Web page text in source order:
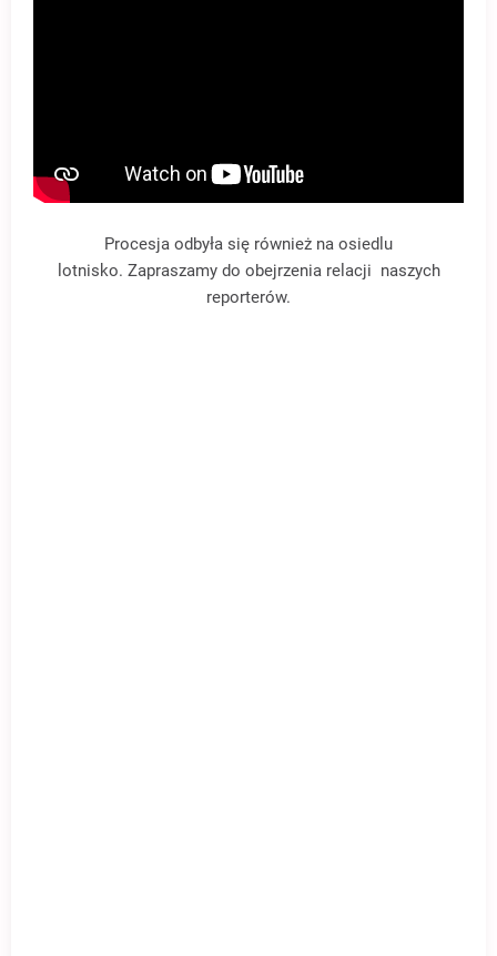
Procesja odbyła się również na osiedlu
lotnisko. Zapraszamy do obejrzenia relacji naszych
reporterów.